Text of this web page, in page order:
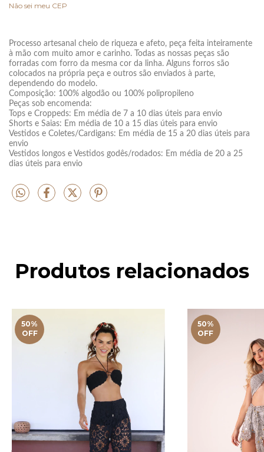
Não sei meu CEP
Processo artesanal cheio de riqueza e afeto, peça feita inteiramente
à mão com muito amor e carinho. Todas as nossas peças são
forradas com forro da mesma cor da linha. Alguns forros são
colocados na própria peça e outros são enviados à parte,
dependendo do modelo.
Composição: 100% algodão ou 100% polipropileno
Peças sob encomenda:
Tops e Croppeds: Em média de 7 a 10 dias úteis para envio
Shorts e Saias: Em média de 10 a 15 dias úteis para envio
Vestidos e Coletes/Cardigans: Em média de 15 a 20 dias úteis para
envio
Vestidos longos e Vestidos godês/rodados: Em média de 20 a 25
dias úteis para envio
Produtos relacionados
50%
OFF
50%
OFF